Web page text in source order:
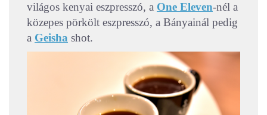
világos kenyai eszpresszó, a One Eleven-nél a
közepes pörkölt eszpresszó, a Bányainál pedig
a Geisha shot.